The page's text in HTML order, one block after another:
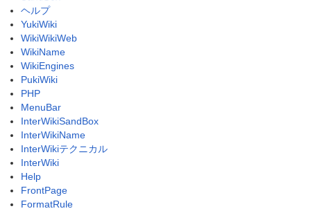
ヘルプ
YukiWiki
WikiWikiWeb
WikiName
WikiEngines
PukiWiki
PHP
MenuBar
InterWikiSandBox
InterWikiName
InterWikiテクニカル
InterWiki
Help
FrontPage
FormatRule